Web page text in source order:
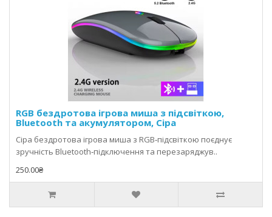
RGB бездротова ігрова миша з підсвіткою,
Bluetooth та акумулятором, Сіра
Сіра бездротова ігрова миша з RGB‑підсвіткою поєднує
зручність Bluetooth‑підключення та перезаряджув..
250.00₴